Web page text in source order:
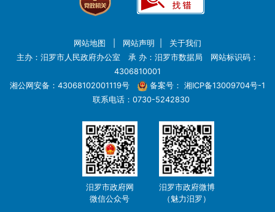
网站地图 网站声明
关于我们
主办：汨罗市人民政府办公室 承 办：汨罗市数据局 网站标识码：
4306810001
湘公网安备：43068102001119号
备案号： 湘ICP备13009704号-1
联系电话：0730-5242830
汨罗市政府网
微信公众号
汨罗市政府微博
（魅力汨罗）